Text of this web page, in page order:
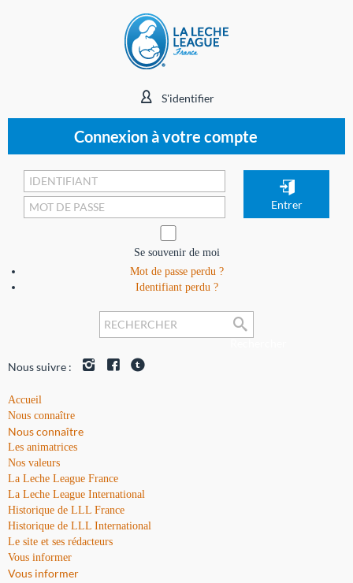
S'identifier
Connexion à votre compte
Se souvenir de moi
Mot de passe perdu ?
Identifiant perdu ?
Nous suivre :
Accueil
Nous connaître
Nous connaître
Les animatrices
Nos valeurs
La Leche League France
La Leche League International
Historique de LLL France
Historique de LLL International
Le site et ses rédacteurs
Vous informer
Vous informer